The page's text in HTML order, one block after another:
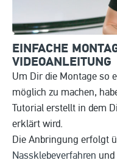
EINFACHE
VIDEOANLEITUNG
Um Dir die Montage so
möglich zu machen,
Tutorial erstellt in dem
erklärt wird.
Die Anbringung erfolgt
Nassklebeverfahren